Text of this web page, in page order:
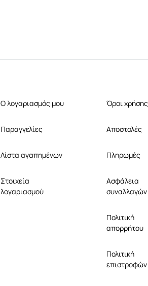
Ο λογαριασμός μου
Παραγγελίες
Λίστα αγαπημένων
Στοιχεία
λογαριασμού
Όροι χρήσης
Αποστολές
Πληρωμές
Ασφάλεια
συναλλαγών
Πολιτική
απορρήτου
Πολιτική
επιστροφών